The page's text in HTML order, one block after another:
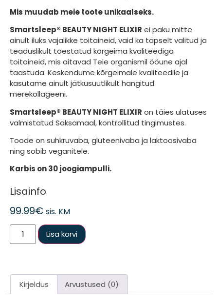
Mis muudab meie toote unikaalseks.
Smartsleep® BEAUTY NIGHT ELIXIR ei paku mitte
ainult iluks vajalikke toitaineid, vaid ka täpselt valitud ja
teaduslikult tõestatud kõrgeima kvaliteediga
toitaineid, mis aitavad Teie organismil ööune ajal
taastuda. Keskendume kõrgeimale kvaliteedile ja
kasutame ainult jätkusuutlikult hangitud
merekollageeni.
Smartsleep® BEAUTY NIGHT ELIXIR on täies ulatuses
valmistatud Saksamaal, kontrollitud tingimustes.
Toode on suhkruvaba, gluteenivaba ja laktoosivaba
ning sobib veganitele.
Karbis on 30 joogiampulli.
Lisainfo
99.99€ sis. KM
Lisa korvi
Kirjeldus Arvustused (0)